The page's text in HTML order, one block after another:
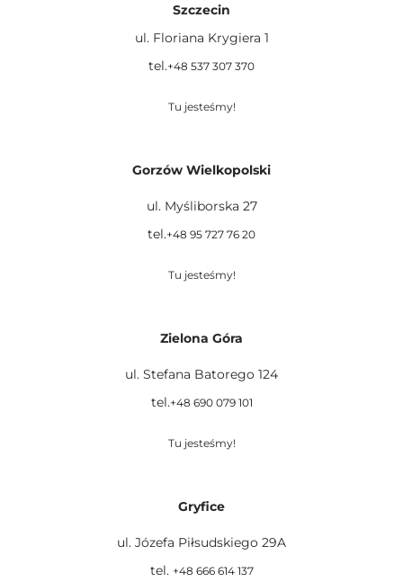
Szczecin
ul. Floriana Krygiera 1
tel.+48 537 307 370
Tu jesteśmy!
Gorzów Wielkopolski
ul. Myśliborska 27
tel.+48 95 727 76 20
Tu jesteśmy!
Zielona Góra
ul. Stefana Batorego 124
tel.+48 690 079 101
Tu jesteśmy!
Gryfice
ul. Józefa Piłsudskiego 29A
tel. +48 666 614 137